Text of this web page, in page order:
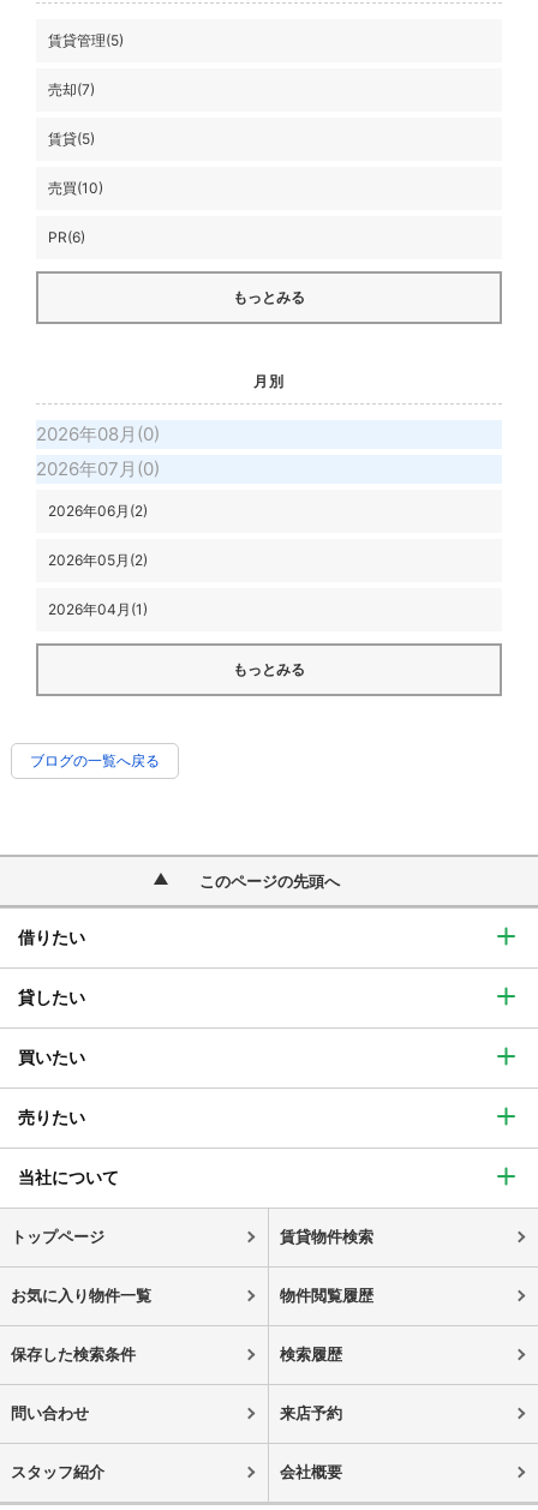
賃貸管理(5)
売却(7)
賃貸(5)
売買(10)
PR(6)
もっとみる
月別
2026年08月(0)
2026年07月(0)
2026年06月(2)
2026年05月(2)
2026年04月(1)
もっとみる
ブログの一覧へ戻る
このページの先頭へ
借りたい
貸したい
買いたい
売りたい
当社について
トップページ 賃貸物件検索
お気に入り物件一覧 物件閲覧履歴
保存した検索条件 検索履歴
問い合わせ 来店予約
スタッフ紹介 会社概要